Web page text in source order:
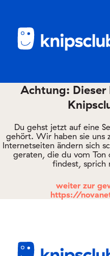
knipstipps
Eltern
Mitglied werden
Achtung: Dieser
Du gehst jetzt auf eine
gehört. Wir haben sie uns
Internetseiten ändern sich
geraten, die du vom Ton
findest, sprich
weiter zur
https://